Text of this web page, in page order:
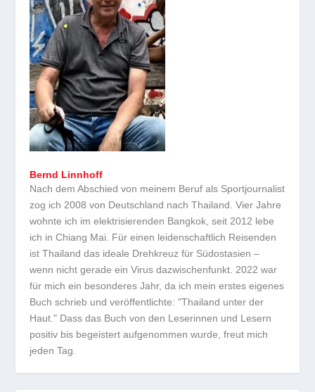
Bernd Linnhoff
Nach dem Abschied von meinem Beruf als Sportjournalist
zog ich 2008 von Deutschland nach Thailand. Vier Jahre
wohnte ich im elektrisierenden Bangkok, seit 2012 lebe
ich in Chiang Mai. Für einen leidenschaftlich Reisenden
ist Thailand das ideale Drehkreuz für Südostasien –
wenn nicht gerade ein Virus dazwischenfunkt. 2022 war
für mich ein besonderes Jahr, da ich mein erstes eigenes
Buch schrieb und veröffentlichte: "Thailand unter der
Haut." Dass das Buch von den Leserinnen und Lesern
positiv bis begeistert aufgenommen wurde, freut mich
jeden Tag.